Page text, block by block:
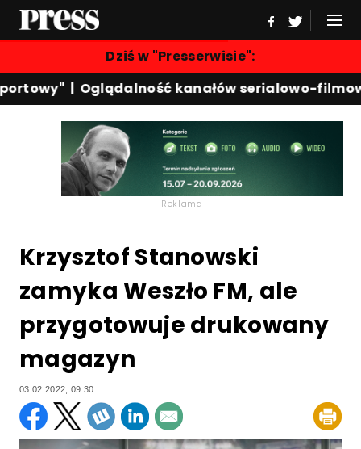
Dziś w "Presserwisie":
|Oglądalność kanałów serialowo-
Reklama
Krzysztof Stanowski
zamyka Weszło FM, ale
przygotowuje drukowany
magazyn
03.02.2022, 09:30